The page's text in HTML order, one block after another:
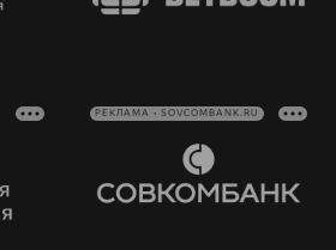
РЕКЛАМА • SOVCOMBANK.RU